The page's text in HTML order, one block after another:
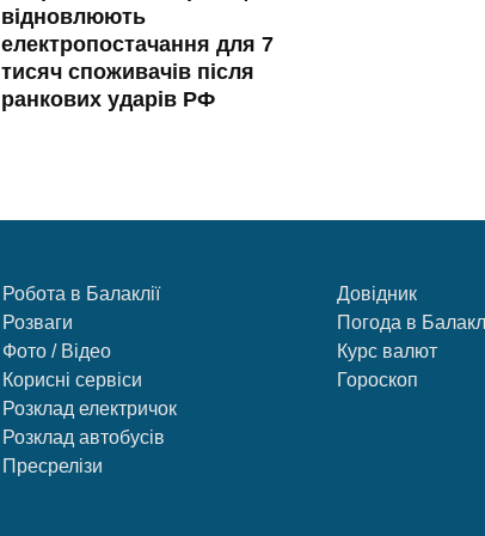
відновлюють
електропостачання для 7
тисяч споживачів після
ранкових ударів РФ
Робота в Балаклії
Розваги
Фото / Відео
Корисні сервіси
Розклад електричок
Розклад автобусів
Пресрелізи
Довідник
Погода в
Курс валют
Гороскоп